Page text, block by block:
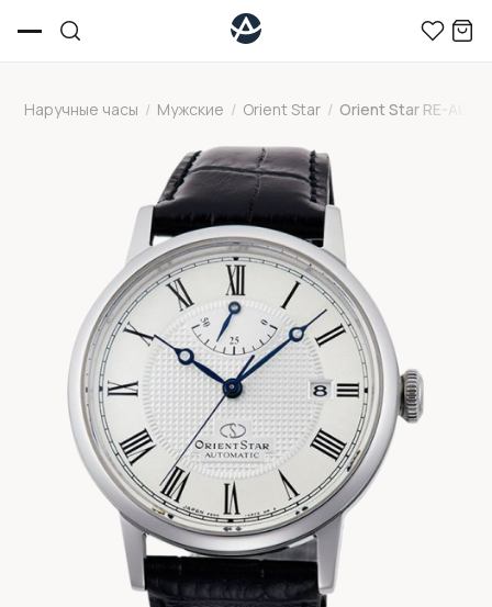
Наручные часы / Мужские / Orient Star / Orient Star RE-